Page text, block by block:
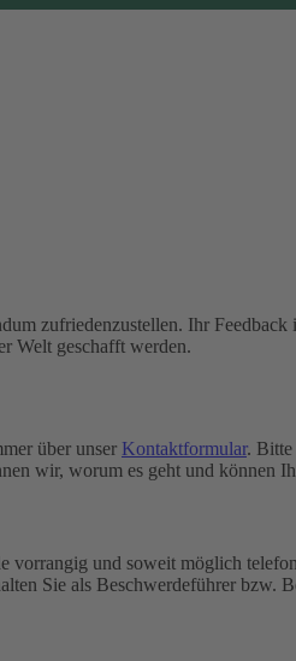
zufriedenzustellen. Ihr
Welt geschafft werden.
über unser Kontaktformular. Bitte
wir, worum es geht und können
vorrangig und soweit möglich
Sie als Beschwerdeführer